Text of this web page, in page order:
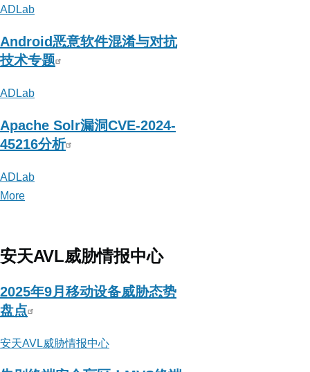
究
ADLab
Android恶意软件混淆与对抗
技术专题
ADLab
Apache Solr漏洞CVE-2024-
45216分析
ADLab
More
安天AVL威胁情报中心
2025年9月移动设备威胁态势
盘点
安天AVL威胁情报中心